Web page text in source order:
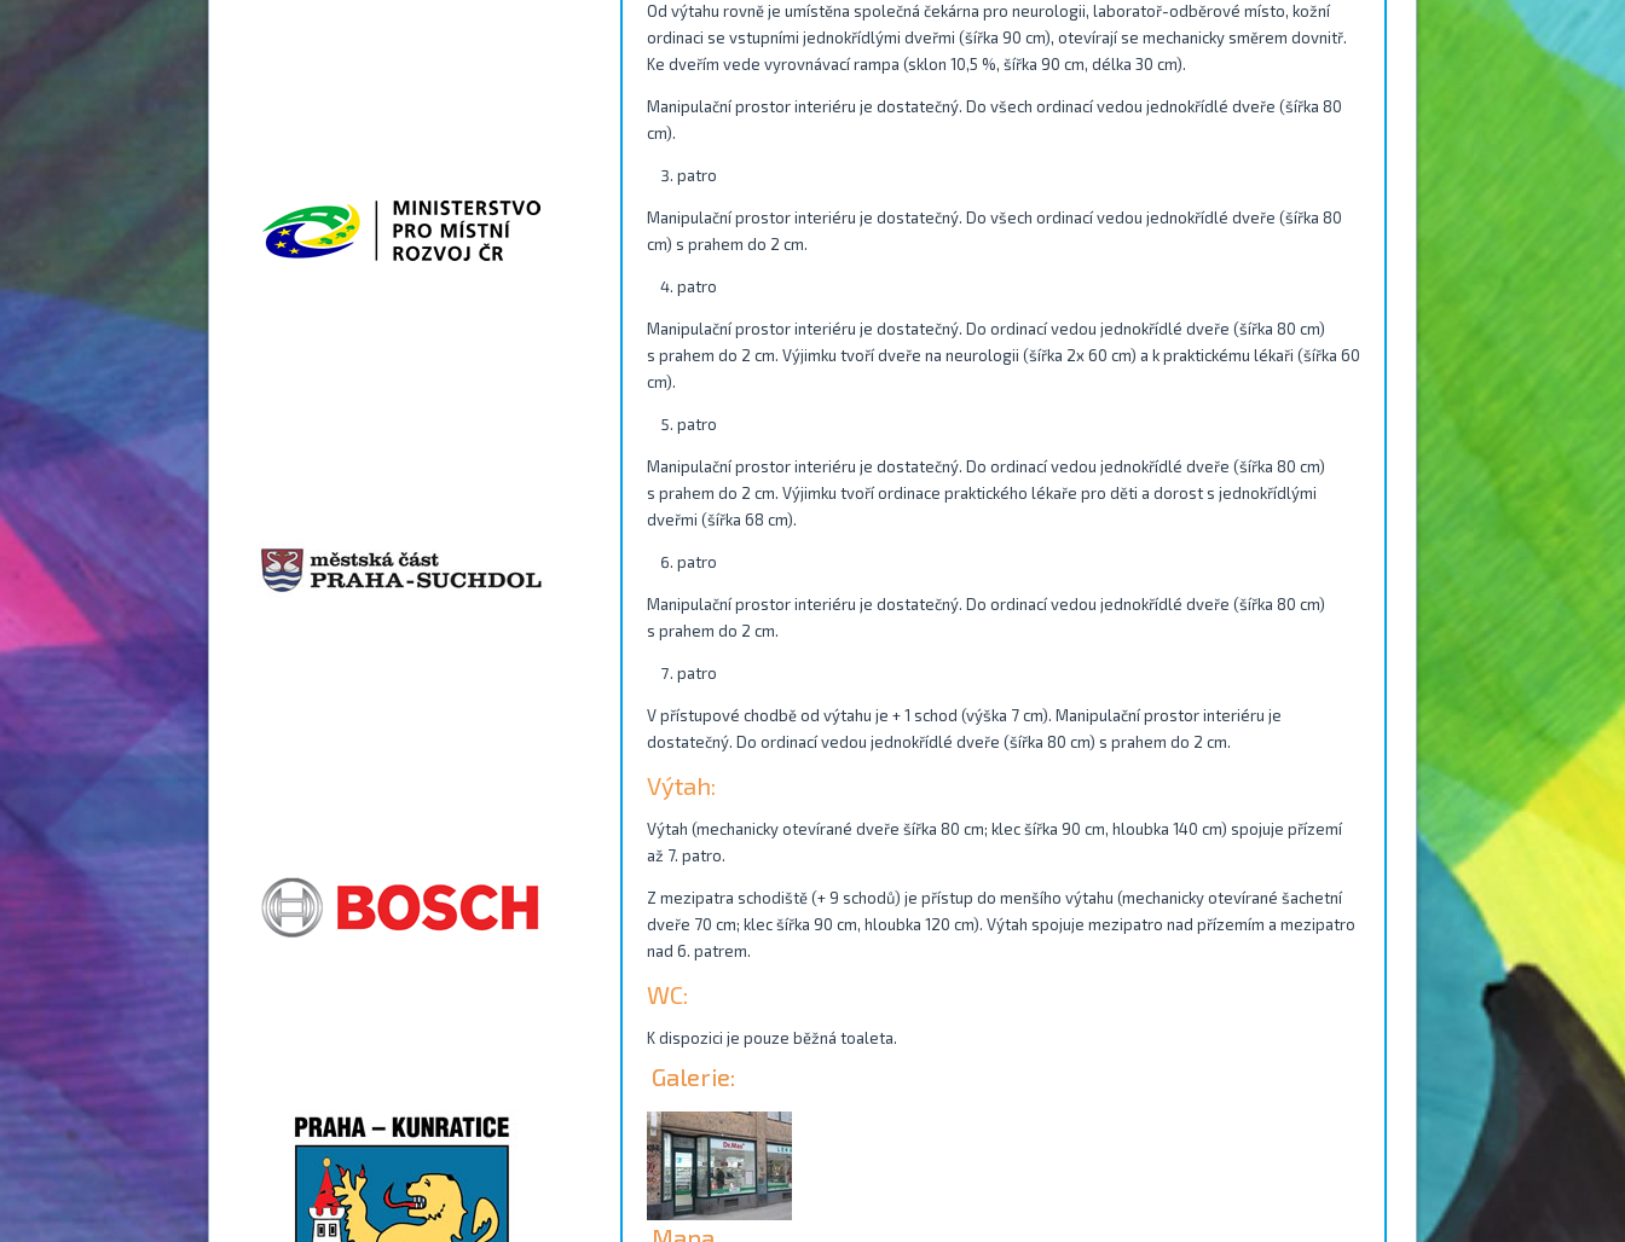
Od výtahu rovně je umístěna společná čekárna pro neurologii, laboratoř-odběrové místo, kožní
ordinaci se vstupními jednokřídlými dveřmi (šířka 90 cm), otevírají se mechanicky směrem dovnitř.
Ke dveřím vede vyrovnávací rampa (sklon 10,5 %, šířka 90 cm, délka 30 cm).
Manipulační prostor interiéru je dostatečný. Do všech ordinací vedou jednokřídlé dveře (šířka 80
cm).
patro
Manipulační prostor interiéru je dostatečný. Do všech ordinací vedou jednokřídlé dveře (šířka 80
cm) s prahem do 2 cm.
patro
Manipulační prostor interiéru je dostatečný. Do ordinací vedou jednokřídlé dveře (šířka 80 cm)
s prahem do 2 cm. Výjimku tvoří dveře na neurologii (šířka 2x 60 cm) a k praktickému lékaři (šířka 60
cm).
patro
Manipulační prostor interiéru je dostatečný. Do ordinací vedou jednokřídlé dveře (šířka 80 cm)
s prahem do 2 cm. Výjimku tvoří ordinace praktického lékaře pro děti a dorost s jednokřídlými
dveřmi (šířka 68 cm).
patro
Manipulační prostor interiéru je dostatečný. Do ordinací vedou jednokřídlé dveře (šířka 80 cm)
s prahem do 2 cm.
patro
V přístupové chodbě od výtahu je + 1 schod (výška 7 cm). Manipulační prostor interiéru je
dostatečný. Do ordinací vedou jednokřídlé dveře (šířka 80 cm) s prahem do 2 cm.
Výtah:
Výtah (mechanicky otevírané dveře šířka 80 cm; klec šířka 90 cm, hloubka 140 cm) spojuje přízemí
až 7. patro.
Z mezipatra schodiště (+ 9 schodů) je přístup do menšího výtahu (mechanicky otevírané šachetní
dveře 70 cm; klec šířka 90 cm, hloubka 120 cm). Výtah spojuje mezipatro nad přízemím a mezipatro
nad 6. patrem.
WC:
K dispozici je pouze běžná toaleta.
Galerie: